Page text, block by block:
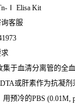
Ⅰ Elisa Kit
客服
集于血清分离管的全
或肝素作为抗凝
预冷的PBS